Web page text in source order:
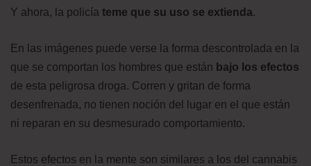
Y ahora, la policía teme que su uso se extienda.
En las imágenes puede verse la forma descontrolada en la
que se comportan los hombres que están bajo los efectos
de esta peligrosa droga. Corren y gritan de forma
desenfrenada, no tienen noción del lugar en el que están
ni reparan en su desmesurado comportamiento.
Estos efectos en la mente son similares a los del cannabis